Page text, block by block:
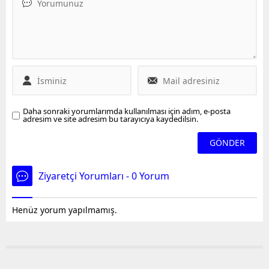
Daha sonraki yorumlarımda kullanılması için adım, e-posta
adresim ve site adresim bu tarayıcıya kaydedilsin.
Ziyaretçi Yorumları - 0 Yorum
Henüz yorum yapılmamış.